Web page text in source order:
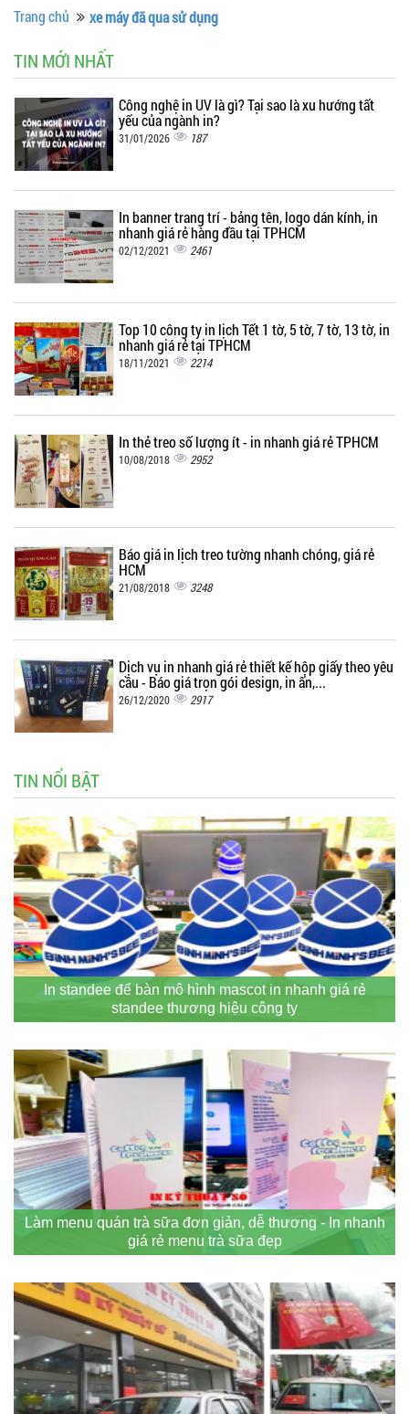
Trang chủ xe máy đã qua sử dụng
TIN MỚI NHẤT
Công nghệ in UV là gì? Tại sao là xu hướng tất
yếu của ngành in?
31/01/2026 187
In banner trang trí - bảng tên, logo dán kính, in
nhanh giá rẻ hàng đầu tại TPHCM
02/12/2021 2461
Top 10 công ty in lịch Tết 1 tờ, 5 tờ, 7 tờ, 13 tờ, in
nhanh giá rẻ tại TPHCM
18/11/2021 2214
In thẻ treo số lượng ít - in nhanh giá rẻ TPHCM
10/08/2018 2952
Báo giá in lịch treo tường nhanh chóng, giá rẻ
HCM
21/08/2018 3248
Dịch vụ in nhanh giá rẻ thiết kế hộp giấy theo yêu
cầu - Báo giá trọn gói design, in ấn,...
26/12/2020 2917
TIN NỔI BẬT
In standee để bàn mô hình mascot in nhanh giá rẻ
standee thương hiệu công ty
Làm menu quán trà sữa đơn giản, dễ thương - In nhanh
giá rẻ menu trà sữa đẹp